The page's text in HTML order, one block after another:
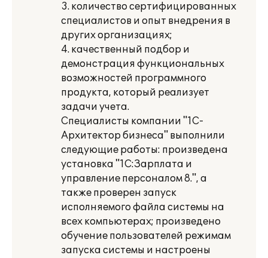
3. количество сертифицированных
специалистов и опыт внедрения в
других организациях;
4. качественный подбор и
демонстрация функциональных
возможностей программного
продукта, который реализует
задачи учета.
Специалисты компании "1С-
Архитектор бизнеса" выполнили
следующие работы: произведена
установка "1С:Зарплата и
управление персоналом 8.", а
также проверен запуск
исполняемого файла системы на
всех компьютерах; произведено
обучение пользователей режимам
запуска системы и настроены